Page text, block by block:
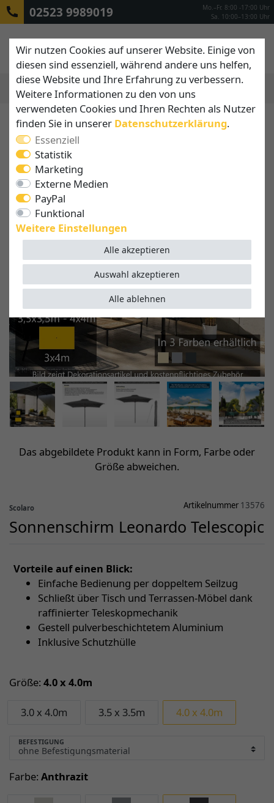
02523 9989019
Mo.–Fr. 8:00 -17:00 Uhr
Sa. 10:00–13:00 Uhr
Das abgebildete Produkt kann in Form, Farbe oder
Größe abweichen.
Scolaro Artikelnummer 13576
Sonnenschirm Leonardo Telescopic
Vorteile auf einen Blick:
Einfache Bedienung per doppeltem Seilzug
Schließt über Tisch und Terrassen-Möbel dank
raffinierter Teleskopmechanik
Gestell pulverbeschichtetem Aluminium
Inklusive Schutzhülle
Größe: 4.0 x 4.0m
3.0 x 4.0m 3.5 x 3.5m 4.0 x 4.0m
BEFESTIGUNG
Farbe: Anthrazit
Wir nutzen Cookies auf unserer Website. Einige von
diesen sind essenziell, während andere uns helfen,
diese Website und Ihre Erfahrung zu verbessern.
Weitere Informationen zu den von uns
verwendeten Cookies und Ihren Rechten als Nutzer
finden Sie in unserer Daten­schutz­erklärung.
Essenziell
Statistik
Marketing
Externe Medien
PayPal
Funktional
Weitere Einstellungen
Alle akzeptieren
Alle ablehnen
Auswahl akzeptieren